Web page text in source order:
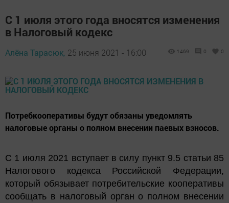
С 1 июля этого года вносятся изменения
в Налоговый кодекс
Алёна Тарасюк, 25 июня 2021 - 16:00 1469 0 0
Потребкооперативы будут обязаны уведомлять
налоговые органы о полном внесении паевых взносов.
С 1 июля 2021 вступает в силу пункт 9.5 статьи 85
Налогового кодекса Российской Федерации,
который обязывает потребительские кооперативы
сообщать в налоговый орган о полном внесении